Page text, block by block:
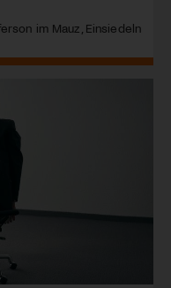
im Mauz, Einsiedeln